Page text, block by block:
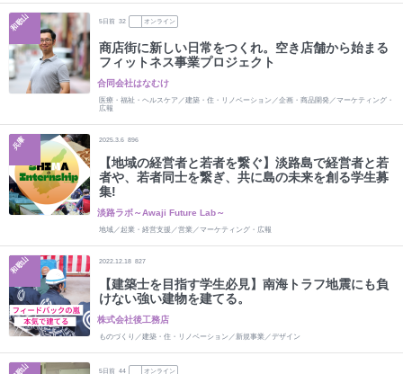
和歌山 5 日前 32 オンライン
商店街に新しい日常をつくれ。空き店舗から始まる
フィットネス事業プロジェクト
合同会社はなむけ
医療・福祉・ヘルスケア／建築・住・リノベーション／企画・商品開発／マーケティング・
広報
兵庫 2025.3.6 896
【地域の経営者と若者を繋ぐ】淡路島で経営者と若
者や、若者同士を繋ぎ、共に島の未来を創る学生募
集!
淡路ラボ～Awaji Future Lab～
地域／起業・経営支援／営業／マーケティング・広報
和歌山 2022.12.18 827
【建築士を目指す学生必見】南海トラフ地震にも負
けない強い建物を建てる。
株式会社後工務店
ものづくり／建築・住・リノベーション／新規事業／デザイン
5 日前 44 オンライン